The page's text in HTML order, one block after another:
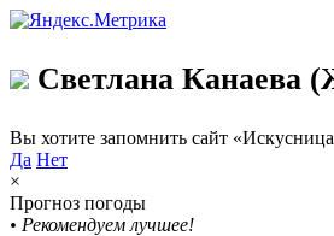
Светлана Канаева
Вы хотите запомнить сайт
Да Нет
×
Прогноз погоды
• Рекомендуем лучшее!